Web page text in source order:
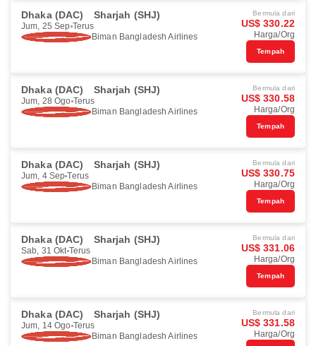
Dhaka (DAC) Sharjah (SHJ)
Jum, 25 Sep Terus
Biman Bangladesh Airlines
Bermula dari
US$ 330.22
Harga/Org
Tempah
Dhaka (DAC) Sharjah (SHJ)
Jum, 28 Ogo Terus
Biman Bangladesh Airlines
Bermula dari
US$ 330.58
Harga/Org
Tempah
Dhaka (DAC) Sharjah (SHJ)
Jum, 4 Sep Terus
Biman Bangladesh Airlines
Bermula dari
US$ 330.75
Harga/Org
Tempah
Dhaka (DAC) Sharjah (SHJ)
Sab, 31 Okt Terus
Biman Bangladesh Airlines
Bermula dari
US$ 331.06
Harga/Org
Tempah
Dhaka (DAC) Sharjah (SHJ)
Jum, 14 Ogo Terus
Biman Bangladesh Airlines
Bermula dari
US$ 331.58
Harga/Org